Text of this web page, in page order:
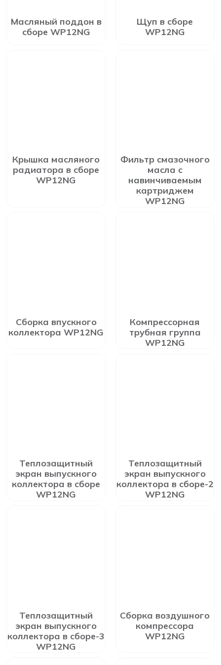
Масляный поддон в
сборе WP12NG
Щуп в сборе
WP12NG
Крышка масляного
радиатора в сборе
WP12NG
Фильтр смазочного
масла с
навинчиваемым
картриджем
WP12NG
Сборка впускного
коллектора WP12NG
Компрессорная
трубная группа
WP12NG
Теплозащитный
экран выпускного
коллектора в сборе
WP12NG
Теплозащитный
экран выпускного
коллектора в сборе-2
WP12NG
Теплозащитный
экран выпускного
коллектора в сборе-3
WP12NG
Сборка воздушного
компрессора
WP12NG